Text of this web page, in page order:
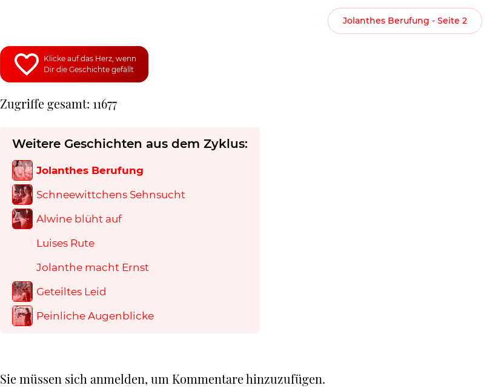
Jolanthes Berufung - Seite 2
Klicke auf das Herz, wenn
Dir die Geschichte gefällt
Zugriffe gesamt: 11677
Weitere Geschichten aus dem Zyklus:
Jolanthes Berufung
Schneewittchens Sehnsucht
Alwine blüht auf
Luises Rute
Jolanthe macht Ernst
Geteiltes Leid
Peinliche Augenblicke
Sie müssen sich anmelden, um Kommentare hinzuzufügen.